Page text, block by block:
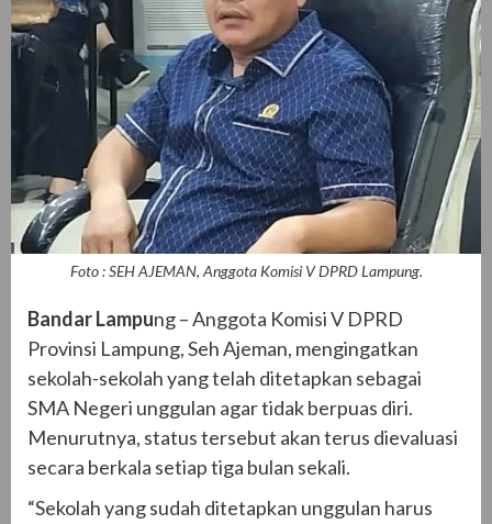
Foto : SEH AJEMAN, Anggota Komisi V DPRD Lampung.
Bandar Lampung – Anggota Komisi V DPRD
Provinsi Lampung, Seh Ajeman, mengingatkan
sekolah-sekolah yang telah ditetapkan sebagai
SMA Negeri unggulan agar tidak berpuas diri.
Menurutnya, status tersebut akan terus dievaluasi
secara berkala setiap tiga bulan sekali.
“Sekolah yang sudah ditetapkan unggulan harus